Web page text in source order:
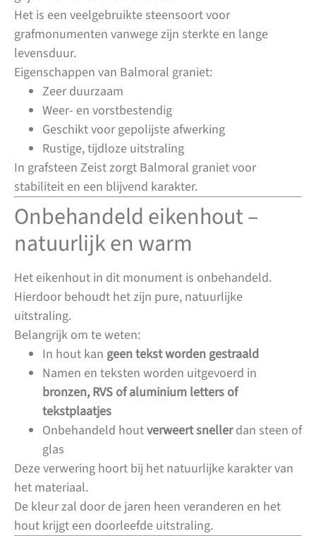
Het is een veelgebruikte steensoort voor
grafmonumenten vanwege zijn sterkte en lange
levensduur.
Eigenschappen van Balmoral graniet:
Zeer duurzaam
Weer- en vorstbestendig
Geschikt voor gepolijste afwerking
Rustige, tijdloze uitstraling
In grafsteen Zeist zorgt Balmoral graniet voor
stabiliteit en een blijvend karakter.
Onbehandeld eikenhout –
natuurlijk en warm
Het eikenhout in dit monument is onbehandeld.
Hierdoor behoudt het zijn pure, natuurlijke
uitstraling.
Belangrijk om te weten:
In hout kan geen tekst worden gestraald
Namen en teksten worden uitgevoerd in
bronzen, RVS of aluminium letters of
tekstplaatjes
Onbehandeld houtverweert snellerdan steen of
glas
Deze verwering hoort bij het natuurlijke karakter van
het materiaal.
De kleur zal door de jaren heen veranderen en het
hout krijgt een doorleefde uitstraling.